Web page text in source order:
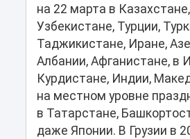
на 22 марта в
Узбекистане, Турции,
Таджикистане, Иране,
Албании, Афганистане, в
Курдистане, Индии,
на местном уровне
в Татарстане,
даже Японии. В Грузии в